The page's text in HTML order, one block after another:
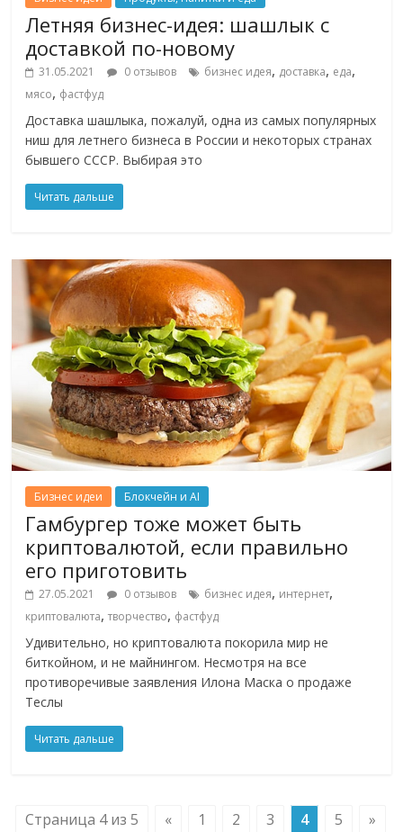
Летняя бизнес-идея: шашлык с
доставкой по-новому
31.05.2021 0 отзывов бизнес идея, доставка, еда,
мясо, фастфуд
Доставка шашлыка, пожалуй, одна из самых популярных
ниш для летнего бизнеса в России и некоторых странах
бывшего СССР. Выбирая это
Читать дальше
Бизнес идеи Блокчейн и AI
Гамбургер тоже может быть
криптовалютой, если правильно
его приготовить
27.05.2021 0 отзывов бизнес идея, интернет,
криптовалюта,творчество, фастфуд
Удивительно, но криптовалюта покорила мир не
биткойном, и не майнингом. Несмотря на все
противоречивые заявления Илона Маска о продаже
Теслы
Читать дальше
Страница 4 из 5 « 1 2 3 4 5 »